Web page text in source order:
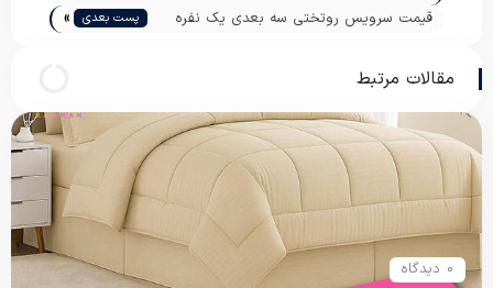
قیمت سرویس روتختی سه بعدی یک نفره
پست بعدی »
مقالات مرتبط
0 دیدگاه